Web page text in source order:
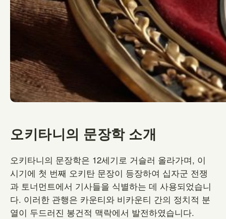
오키타니의 문장학 소개
오키타니의 문장학은 12세기로 거슬러 올라가며, 이
시기에 첫 번째 오키탄 문장이 등장하여 십자군 전쟁
과 토너먼트에서 기사들을 식별하는 데 사용되었습니
다. 이러한 관행은 카운티와 비카운티 간의 정치적 분
열이 두드러진 봉건적 맥락에서 발전하였습니다.